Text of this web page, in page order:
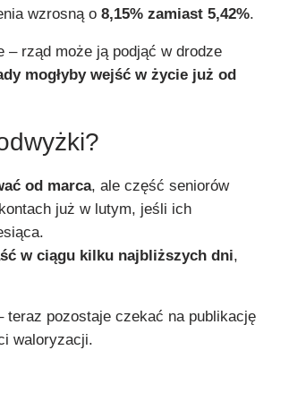
wzrosną o8,15% zamiast 5,42%.
– rząd może ją podjąć w drodze
mogłyby wejść w życie już od
od marca, ale część seniorów
już w lutym, jeśli ich
w ciągu kilku najbliższych dni,
pozostaje czekać na publikację
waloryzacji.